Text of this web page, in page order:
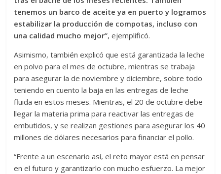
tenemos un barco de aceite ya en puerto y logramos
estabilizar la producción de compotas, incluso con
una calidad mucho mejor”, ejemplificó.
Asimismo, también explicó que está garantizada la leche
en polvo para el mes de octubre, mientras se trabaja
para asegurar la de noviembre y diciembre, sobre todo
teniendo en cuento la baja en las entregas de leche
fluida en estos meses. Mientras, el 20 de octubre debe
llegar la materia prima para reactivar las entregas de
embutidos, y se realizan gestiones para asegurar los 40
millones de dólares necesarios para financiar el pollo.
“Frente a un escenario así, el reto mayor está en pensar
en el futuro y garantizarlo con mucho esfuerzo. La mejor